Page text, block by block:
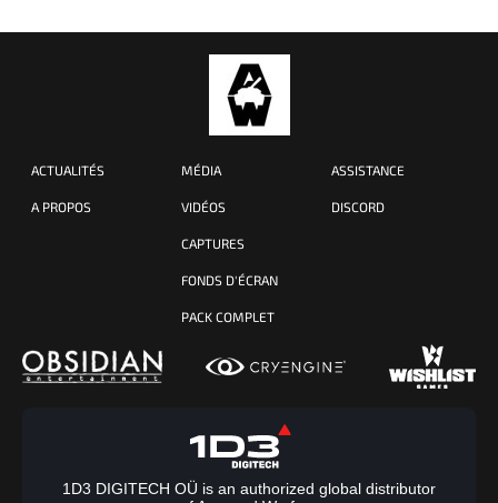
ACTUALITÉS
A PROPOS
MÉDIA
VIDÉOS
CAPTURES
FONDS D'ÉCRAN
PACK COMPLET
ASSISTANCE
DISCORD
1D3 DIGITECH OÜ is an authorized global distributor